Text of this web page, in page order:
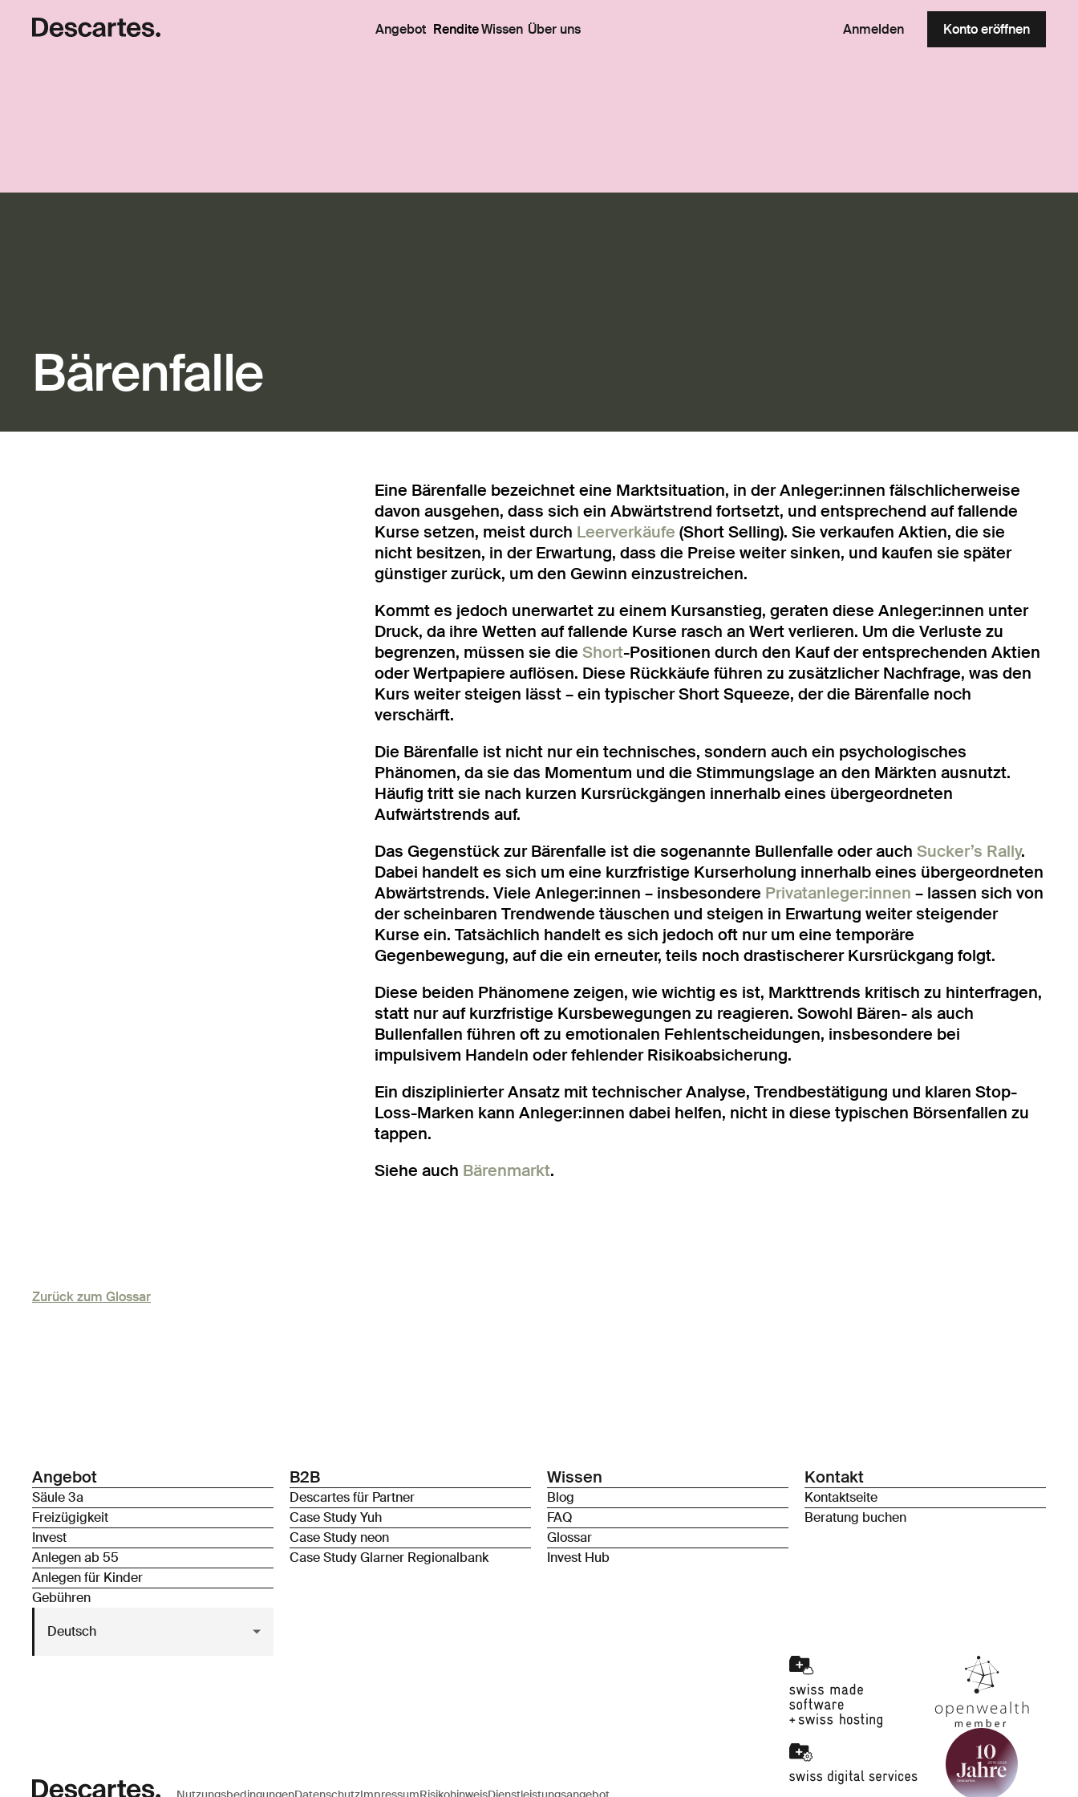
Angebot RenditeWissen Über uns Anmelden Konto eröffnen
Bärenfalle
Eine Bärenfalle bezeichnet eine Marktsituation, in der Anleger:innen fälschlicherweise
davon ausgehen, dass sich ein Abwärtstrend fortsetzt, und entsprechend auf fallende
Kurse setzen, meist durch Leerverkäufe (Short Selling). Sie verkaufen Aktien, die sie
nicht besitzen, in der Erwartung, dass die Preise weiter sinken, und kaufen sie später
günstiger zurück, um den Gewinn einzustreichen.
Kommt es jedoch unerwartet zu einem Kursanstieg, geraten diese Anleger:innen unter
Druck, da ihre Wetten auf fallende Kurse rasch an Wert verlieren. Um die Verluste zu
begrenzen, müssen sie dieShort-Positionen durch den Kauf der entsprechenden Aktien
oder Wertpapiere auflösen. Diese Rückkäufe führen zu zusätzlicher Nachfrage, was den
Kurs weiter steigen lässt – ein typischer Short Squeeze, der die Bärenfalle noch
verschärft.
Die Bärenfalle ist nicht nur ein technisches, sondern auch ein psychologisches
Phänomen, da sie das Momentum und die Stimmungslage an den Märkten ausnutzt.
Häufig tritt sie nach kurzen Kursrückgängen innerhalb eines übergeordneten
Aufwärtstrends auf.
Das Gegenstück zur Bärenfalle ist die sogenannte Bullenfalle oder auchSucker’s Rally.
Dabei handelt es sich um eine kurzfristige Kurserholung innerhalb eines übergeordneten
Abwärtstrends. Viele Anleger:innen – insbesondere Privatanleger:innen – lassen sich von
der scheinbaren Trendwende täuschen und steigen in Erwartung weiter steigender
Kurse ein. Tatsächlich handelt es sich jedoch oft nur um eine temporäre
Gegenbewegung, auf die ein erneuter, teils noch drastischerer Kursrückgang folgt.
Diese beiden Phänomene zeigen, wie wichtig es ist, Markttrends kritisch zu hinterfragen,
statt nur auf kurzfristige Kursbewegungen zu reagieren. Sowohl Bären- als auch
Bullenfallen führen oft zu emotionalen Fehlentscheidungen, insbesondere bei
impulsivem Handeln oder fehlender Risikoabsicherung.
Ein disziplinierter Ansatz mit technischer Analyse, Trendbestätigung und klaren Stop-
Loss-Marken kann Anleger:innen dabei helfen, nicht in diese typischen Börsenfallen zu
tappen.
Siehe auch Bärenmarkt.
Zurück zum Glossar
Angebot
Säule 3a
Freizügigkeit
Invest
Anlegen ab 55
Anlegen für Kinder
Gebühren
B2B
Descartes für Partner
Case Study Yuh
Case Study neon
Case Study Glarner Regionalbank
Wissen
Blog
FAQ
Glossar
Invest Hub
Kontakt
Kontaktseite
Beratung buchen
Deutsch